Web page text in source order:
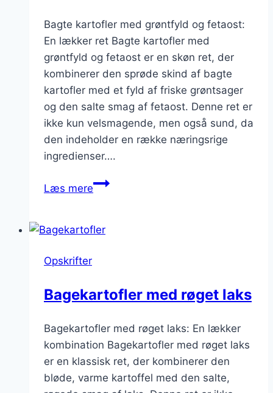
Bagte kartofler med grøntfyld og fetaost:
En lækker ret Bagte kartofler med
grøntfyld og fetaost er en skøn ret, der
kombinerer den sprøde skind af bagte
kartofler med et fyld af friske grøntsager
og den salte smag af fetaost. Denne ret er
ikke kun velsmagende, men også sund, da
den indeholder en række næringsrige
ingredienser….
Læs mereBagte
grøntfyld
Opskrifter
Bagekartofler med røget laks
Bagekartofler med røget laks: En lækker
kombination Bagekartofler med røget laks
er en klassisk ret, der kombinerer den
bløde, varme kartoffel med den salte,